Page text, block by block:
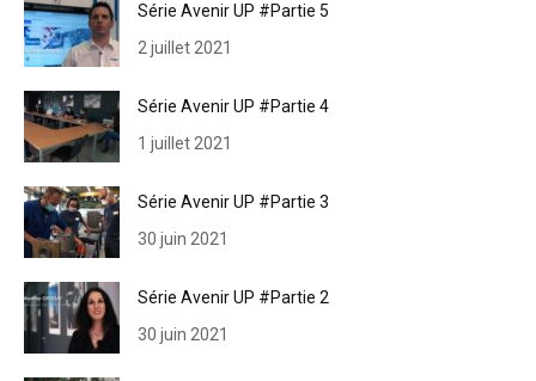
Série Avenir UP #Partie 5
2 juillet 2021
Série Avenir UP #Partie 4
1 juillet 2021
Série Avenir UP #Partie 3
30 juin 2021
Série Avenir UP #Partie 2
30 juin 2021